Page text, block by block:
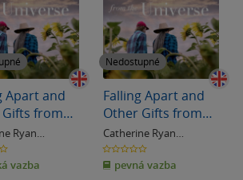
Apart and
from
Ryan
vazba
Nedostupné
Falling Apart and
Other Gifts from
the Universe
Catherine Ryan
Hydeová
0.0
z
5
hvězdiček
pevná vazba